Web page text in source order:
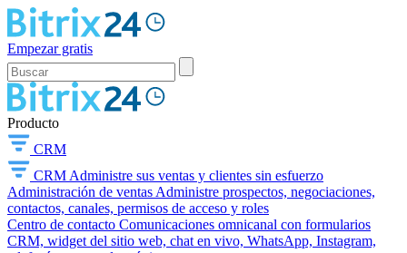
Empezar gratis
Producto
CRM
CRM Administre sus ventas y clientes sin esfuerzo
Administración de ventas Administre prospectos, negociaciones,
contactos, canales, permisos de acceso y roles
Centro de contacto Comunicaciones omnicanal con formularios
CRM, widget del sitio web, chat en vivo, WhatsApp, Instagram,